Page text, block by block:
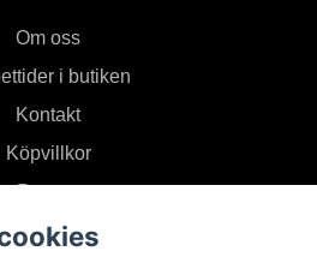
Om oss
i butiken
Kontakt
Köpvillkor
Returer